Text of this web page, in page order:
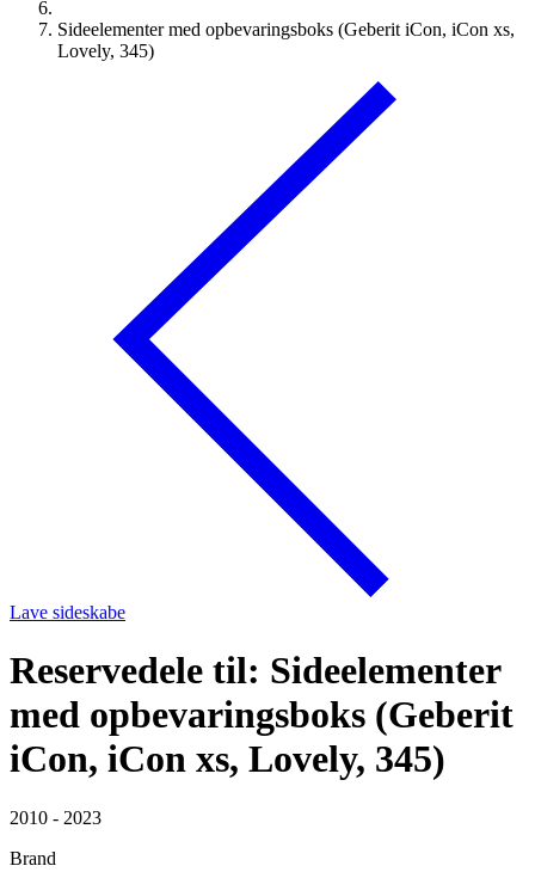
Sideelementer med opbevaringsboks (Geberit iCon, iCon xs,
Lovely, 345)
Lave sideskabe
Reservedele til: Sideelementer
med opbevaringsboks (Geberit
iCon, iCon xs, Lovely, 345)
2010 - 2023
Brand